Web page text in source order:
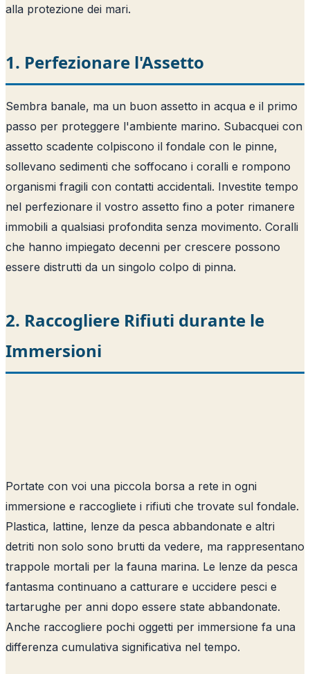
alla protezione dei mari.
1. Perfezionare l'Assetto
Sembra banale, ma un buon assetto in acqua e il primo
passo per proteggere l'ambiente marino. Subacquei con
assetto scadente colpiscono il fondale con le pinne,
sollevano sedimenti che soffocano i coralli e rompono
organismi fragili con contatti accidentali. Investite tempo
nel perfezionare il vostro assetto fino a poter rimanere
immobili a qualsiasi profondita senza movimento. Coralli
che hanno impiegato decenni per crescere possono
essere distrutti da un singolo colpo di pinna.
2. Raccogliere Rifiuti durante le
Immersioni
Portate con voi una piccola borsa a rete in ogni
immersione e raccogliete i rifiuti che trovate sul fondale.
Plastica, lattine, lenze da pesca abbandonate e altri
detriti non solo sono brutti da vedere, ma rappresentano
trappole mortali per la fauna marina. Le lenze da pesca
fantasma continuano a catturare e uccidere pesci e
tartarughe per anni dopo essere state abbandonate.
Anche raccogliere pochi oggetti per immersione fa una
differenza cumulativa significativa nel tempo.